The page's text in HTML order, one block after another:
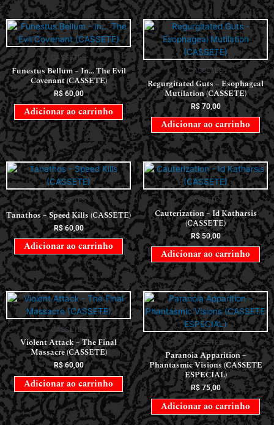
CASSETES
Funestus Bellum – In… The Evil
Covenant (CASSETE)
R$60,00
Adicionar ao carrinho
CASSETES
Regurgitated Guts – Esophageal
Mutilation (CASSETE)
R$70,00
Adicionar ao carrinho
CASSETES
Tanathos – Speed Kills (CASSETE)
R$60,00
Adicionar ao carrinho
CASSETES
Cauterization – Id Katharsis
(CASSETE)
R$50,00
Adicionar ao carrinho
CASSETES
Violent Attack – The Final
Massacre (CASSETE)
R$60,00
Adicionar ao carrinho
CASSETES
Paranoia Apparition –
Phantasmic Visions (CASSETE
ESPECIAL)
R$75,00
Adicionar ao carrinho